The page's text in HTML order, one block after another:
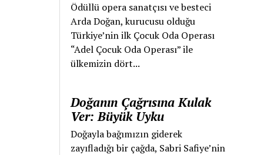
Ödüllü opera sanatçısı ve besteci
Arda Doğan, kurucusu olduğu
Türkiye’nin ilk Çocuk Oda Operası
“Adel Çocuk Oda Operası” ile
ülkemizin dört...
Doğanın Çağrısına Kulak
Ver: Büyük Uyku
Doğayla bağımızın giderek
zayıfladığı bir çağda, Sabri Safiye’nin